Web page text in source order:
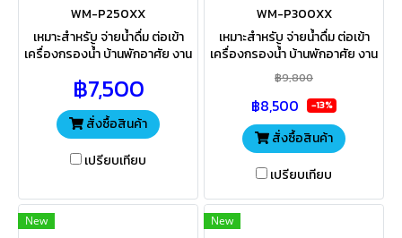
WM-P250XX
เหมาะสำหรับ จ่ายน้ำดื่ม ต่อเข้า
เครื่องกรองน้้ำ บ้านพักอาศัย งาน
จังหวะเปิด-ปิดก๊อกน้ำ พร้อม
เคลือบป้องกันสนิมถึง 3 ชั้น
฿7,500
สั่งซื้อสินค้า
เปรียบเทียบ
WM-P300XX
เหมาะสำหรับ จ่ายน้ำดื่ม ต่อเข้า
เครื่องกรองน้้ำ บ้านพักอาศัย งาน
เกษตร ระบบอัตโนมัติ ทำงานตาม
จังหวะเปิด-ปิดก๊อกน้ำ พร้อม
เคลือบป้องกันสนิมถึง 3 ชั้น
฿9,800
฿8,500 -13%
สั่งซื้อสินค้า
เปรียบเทียบ
New New